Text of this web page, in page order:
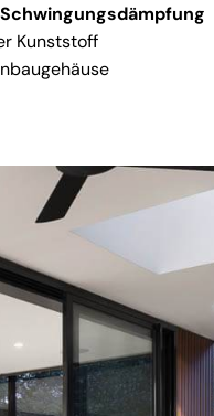
Kunststoff